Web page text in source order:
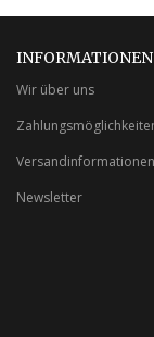
INFORMATIONEN
Wir über uns
Versandinformationen
Newsletter